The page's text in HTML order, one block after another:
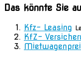
Das könnte Sie
Kfz- Leasing
KfZ-